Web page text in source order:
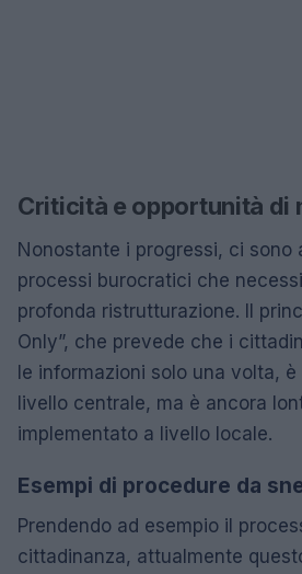
Criticità e opportunità di
Nonostante i progressi, ci sono
processi burocratici che
profonda ristrutturazione. Il
Only”, che prevede che i
le informazioni solo una volta,
livello centrale, ma è ancora
implementato a livello locale.
Esempi di procedure da
Prendendo ad esempio il
cittadinanza, attualmente